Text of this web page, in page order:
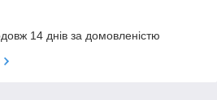
14 днів за домовленістю